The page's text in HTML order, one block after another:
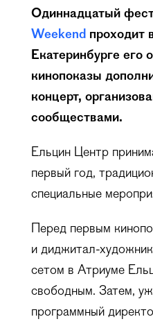
Одиннадцатый
Weekend проходит
Екатеринбурге
кинопоказы
концерт,
сообществами.
Ельцин Центр
первый год,
специальные
Перед первым
и диджитал-
сетом в Атриуме
свободным. Затем,
программный